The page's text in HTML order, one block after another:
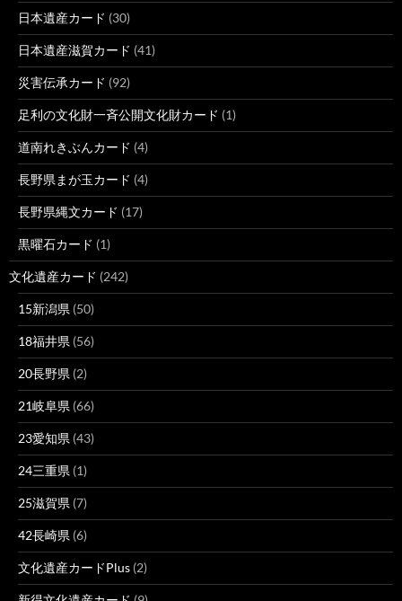
日本遺産カード (30)
日本遺産滋賀カード (41)
災害伝承カード (92)
足利の文化財一斉公開文化財カード (1)
道南れきぶんカード (4)
長野県まが玉カード (4)
長野県縄文カード (17)
黒曜石カード (1)
文化遺産カード (242)
15新潟県 (50)
18福井県 (56)
20長野県 (2)
21岐阜県 (66)
23愛知県 (43)
24三重県 (1)
25滋賀県 (7)
42長崎県 (6)
文化遺産カードPlus (2)